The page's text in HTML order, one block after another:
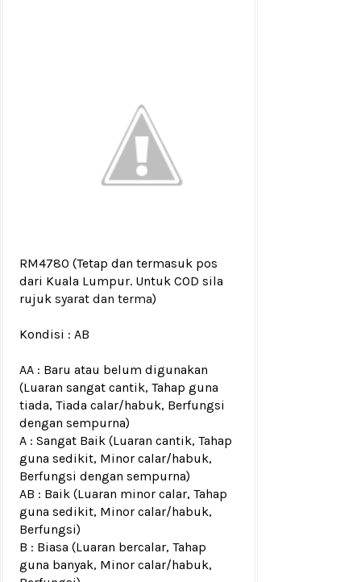
RM4780 (Tetap dan termasuk pos
dari Kuala Lumpur. Untuk COD sila
rujuk syarat dan terma)
Kondisi : AB
AA : Baru atau belum digunakan
(Luaran sangat cantik, Tahap guna
tiada, Tiada calar/habuk, Berfungsi
dengan sempurna)
A : Sangat Baik (Luaran cantik, Tahap
guna sedikit, Minor calar/habuk,
Berfungsi dengan sempurna)
AB : Baik (Luaran minor calar, Tahap
guna sedikit, Minor calar/habuk,
Berfungsi)
B : Biasa (Luaran bercalar, Tahap
guna banyak, Minor calar/habuk,